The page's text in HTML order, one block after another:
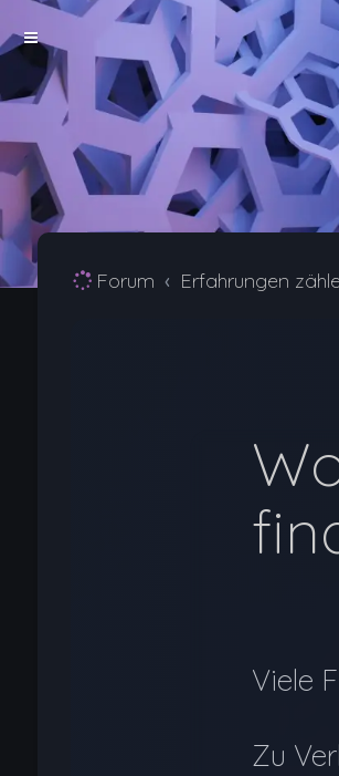
Forum Erfahrungen
Viele
Zu